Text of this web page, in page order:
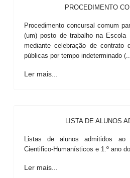
PROCEDIMENTO
Procedimento concursal comum
(um) posto de trabalho na Escola
mediante celebração de contrato
públicas por tempo indeterminado
Ler mais...
LISTA DE ALUNOS
Listas de alunos admitidos ao
Cientifico-Humanísticos e 1.º ano
Ler mais...